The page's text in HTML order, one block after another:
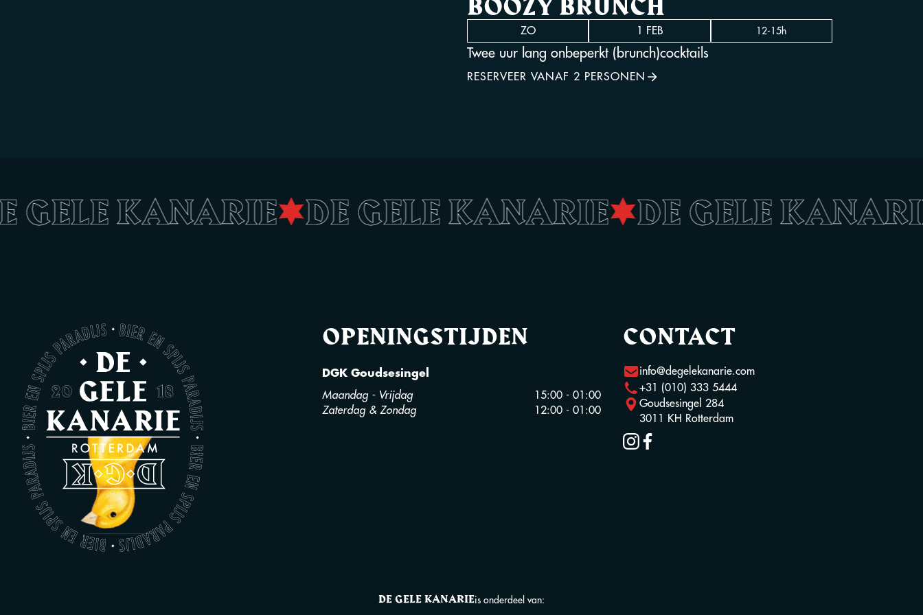
BOOZY BRUNCH
ZO 1 FEB 12-15h
Twee uur lang onbeperkt (brunch)cocktails
RESERVEER VANAF 2 PERSONEN
GELE KANARIE•DE GELE KANARIE•DE GELE
OPENINGSTIJDEN
DGK Goudsesingel
Maandag - Vrijdag
Zaterdag & Zondag
15:00 - 01:00
12:00 - 01:00
CONTACT
info@degelekanarie.com
+31 (010) 333 5444
Goudsesingel 284
3011 KH Rotterdam
DE GELE KANARIEis onderdeel van: